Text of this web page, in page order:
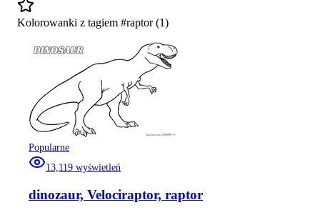
Kolorowanki z tagiem #raptor(1)
Popularne
13,119 wyświetleń
dinozaur, Velociraptor, raptor